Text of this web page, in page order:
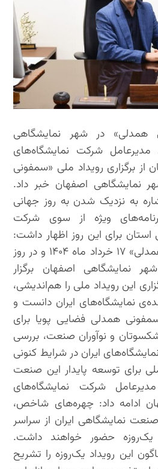
همدلی» در شهر نمایشگاهی
مدیرعامل شرکت نمایشگاه‌های
از برگزاری رویداد ملی «سمفونی
نمایشگاهی اصفهان خبر داد.
به نزدیک شدن به روز جهانی
ویژه از سوی شرکت
استان برای این روز اظهار داشت:
رویداد ملی «سمفونی همدلی» ۱۷ خرداد ماه ۱۴۰۴ و در روز
نمایشگاهی اصفهان برگزار
این رویداد ملی را هم‌اندیشی،
نمایشگاه‌های ایران دانست و
همدلی فضایی پویا برای
و نوآوران صنعت، بررسی
ایران در شرایط کنونی
برای توسعه‌ پایدار این صنعت
شرکت نمایشگاه‌های
ادامه داد: چهره‌های شاخص،
نمایشگاهی ایران از سراسر
یک‌روزه حضور خواهند داشت.
این رویداد یک‌روزه را تشریح